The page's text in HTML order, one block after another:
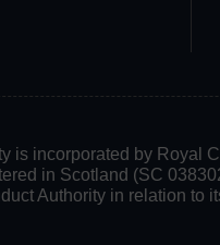
is incorporated by Royal
in Scotland (SC
Authority in relation to